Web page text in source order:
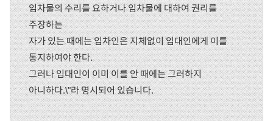
임차물의 수리를 요하거나 임차물에 대하여 권리를
주장하는
자가 있는 때에는 임차인은 지체없이 임대인에게 이를
통지하여야 한다.
그러나 임대인이 이미 이를 안 때에는 그러하지
아니하다.\"라 명시되어 있습니다.